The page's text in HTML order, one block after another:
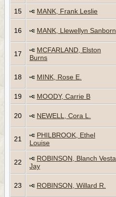
15
MANK, Frank Leslie
16 MANK, Llewellyn Sanborn
17
MCFARLAND, Elston
Burns
18 MINK, Rose E.
19 MOODY, Carrie B
20 NEWELL, Cora L.
21
PHILBROOK, Ethel
Louise
22
ROBINSON, Blanch Vesta
Jay
23 ROBINSON, Willard R.